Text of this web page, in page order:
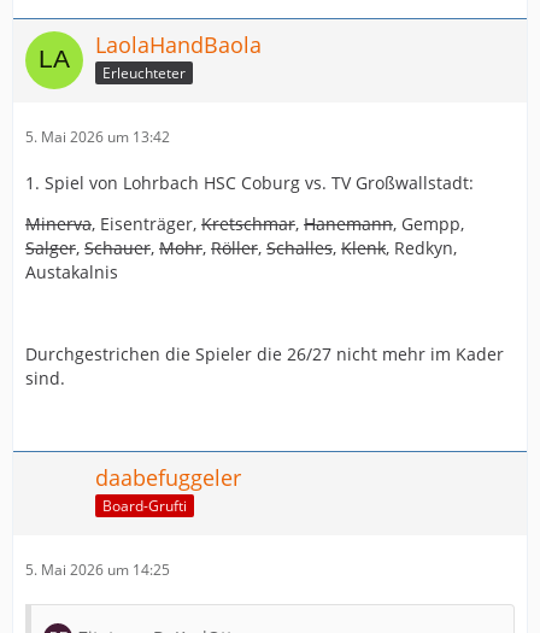
LaolaHandBaola
Erleuchteter
5. Mai 2026 um 13:42
1. Spiel von Lohrbach HSC Coburg vs. TV Großwallstadt:
Minerva, Eisenträger, Kretschmar, Hanemann, Gempp,
Salger, Schauer, Mohr, Röller, Schalles, Klenk, Redkyn,
Austakalnis
Durchgestrichen die Spieler die 26/27 nicht mehr im Kader
sind.
daabefuggeler
Board-Grufti
5. Mai 2026 um 14:25